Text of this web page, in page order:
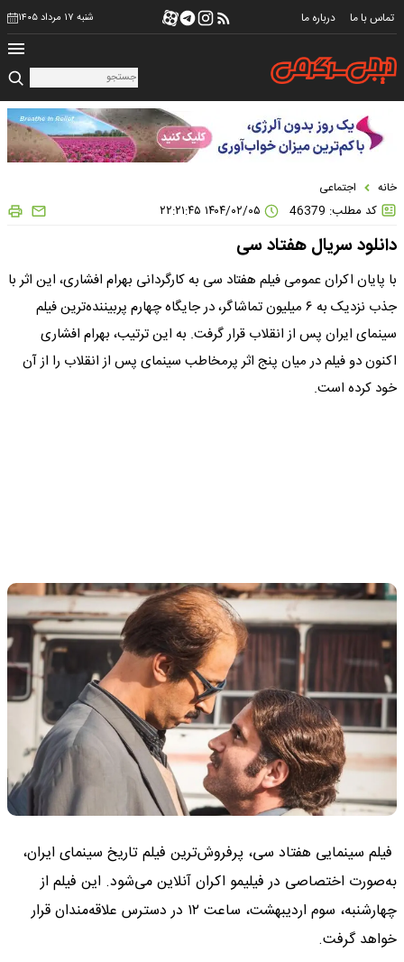
تماس با ما درباره ما شنبه ۱۷ مرداد ۱۴۰۵
خانه اجتماعی
کد مطلب: 46379
دانلود سریال هفتاد سی
با پایان اکران عمومی فیلم هفتاد سی به کارگردانی بهرام افشاری، این اثر با
جذب نزدیک به ۶ میلیون تماشاگر، در جایگاه چهارم پربیننده‌ترین فیلم‌
سینمای ایران پس از انقلاب قرار گرفت. به این ترتیب، بهرام افشاری
اکنون دو فیلم در میان پنج اثر پرمخاطب سینمای پس از انقلاب را از آن
خود کرده است.
فیلم سینمایی هفتاد سی، پرفروش‌ترین فیلم تاریخ سینمای ایران،
به‌صورت اختصاصی در فیلیمو اکران آنلاین می‌شود. این فیلم از
چهارشنبه، سوم اردیبهشت، ساعت ۱۲ در دسترس علاقه‌مندان قرار
خواهد گرفت.